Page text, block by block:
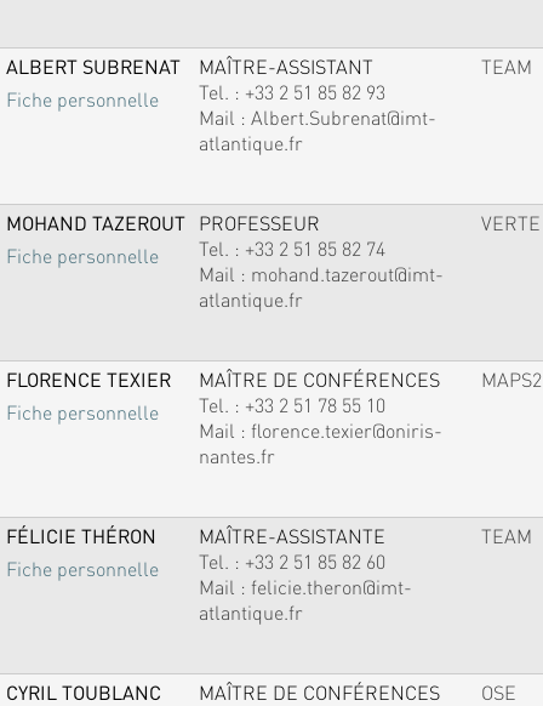
ALBERT SUBRENAT
Fiche personnelle
MAÎTRE-ASSISTANT
Tel. : +33 2 51 85 82 93
Mail : Albert.Subrenat@imt-
atlantique.fr
TEAM
MOHAND TAZEROUT
Fiche personnelle
PROFESSEUR
Tel. : +33 2 51 85 82 74
Mail : mohand.tazerout@imt-
atlantique.fr
VERTE
FLORENCE TEXIER
Fiche personnelle
MAÎTRE DE CONFÉRENCES
Tel. : +33 2 51 78 55 10
Mail : florence.texier@oniris-
nantes.fr
MAPS2
FÉLICIE THÉRON
Fiche personnelle
MAÎTRE-ASSISTANTE
Tel. : +33 2 51 85 82 60
Mail : felicie.theron@imt-
atlantique.fr
TEAM
CYRIL TOUBLANC MAÎTRE DE CONFÉRENCES OSE